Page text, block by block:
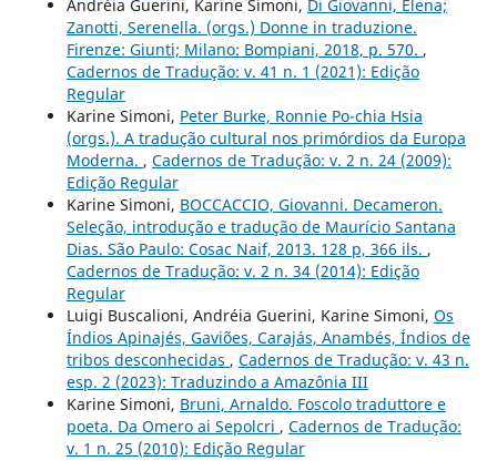
Andréia Guerini, Karine Simoni, Di Giovanni, Elena;
Zanotti, Serenella. (orgs.) Donne in traduzione.
Firenze: Giunti; Milano: Bompiani, 2018, p. 570. ,
Cadernos de Tradução: v. 41 n. 1 (2021): Edição
Regular
Karine Simoni, Peter Burke, Ronnie Po-chia Hsia
(orgs.). A tradução cultural nos primórdios da Europa
Moderna. , Cadernos de Tradução: v. 2 n. 24 (2009):
Edição Regular
Karine Simoni, BOCCACCIO, Giovanni. Decameron.
Seleção, introdução e tradução de Maurício Santana
Dias. São Paulo: Cosac Naif, 2013. 128 p, 366 ils. ,
Cadernos de Tradução: v. 2 n. 34 (2014): Edição
Regular
Luigi Buscalioni, Andréia Guerini, Karine Simoni, Os
Índios Apinajés, Gaviões, Carajás, Anambés, Índios de
tribos desconhecidas , Cadernos de Tradução: v. 43 n.
esp. 2 (2023): Traduzindo a Amazônia III
Karine Simoni, Bruni, Arnaldo. Foscolo traduttore e
poeta. Da Omero ai Sepolcri , Cadernos de Tradução:
v. 1 n. 25 (2010): Edição Regular